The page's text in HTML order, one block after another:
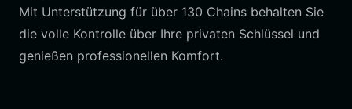
Mit Unterstützung für über 130 Chains behalten Sie
die volle Kontrolle über Ihre privaten Schlüssel und
genießen professionellen Komfort.